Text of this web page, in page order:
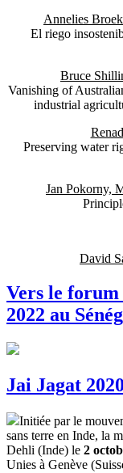
Annelies
El riego
Bruce
Vanishing of
industrial
Preserving water
Jan Pokorny,
David
Vers le
2022 au
Jai Jagat 2020
Initiée par le
sans terre en Inde, la
Dehli (Inde) le 2
Unies à Genève